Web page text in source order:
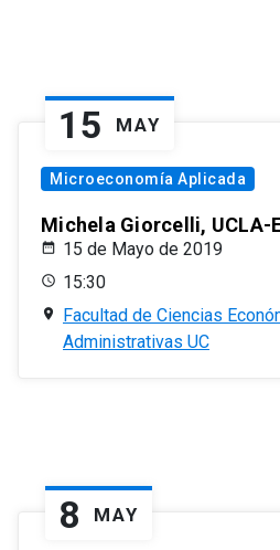
15 MAY
Microeconomía Aplicada
Michela Giorcelli, UCLA-
15 de Mayo de 2019
15:30
Facultad de Ciencias
Administrativas UC
8 MAY